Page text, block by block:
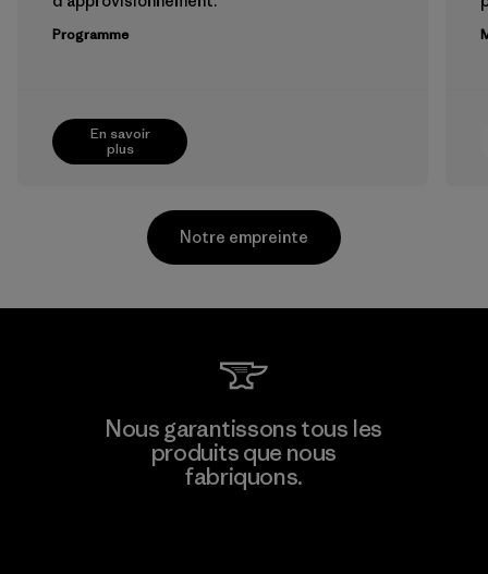
En savoir
plus
Programme
Youngone Namdinh Co., Ltd.
Notre empreinte
Nous garantissons tous les
produits que nous
fabriquons.